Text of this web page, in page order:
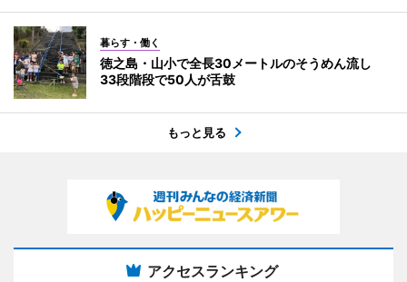
暮らす・働く
徳之島・山小で全長30メートルのそうめん流し
33段階段で50人が舌鼓
もっと見る
アクセスランキング